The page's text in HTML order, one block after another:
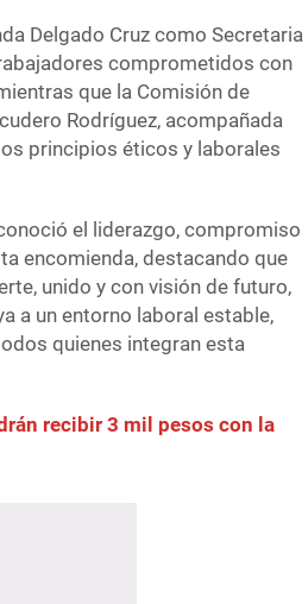
Delgado Cruz como Secretaria
comprometidos con
que la Comisión de
Rodríguez, acompañada
principios éticos y laborales
el liderazgo, compromiso
encomienda, destacando que
unido y con visión de futuro,
a un entorno laboral estable,
quienes integran esta
recibir 3 mil pesos con la